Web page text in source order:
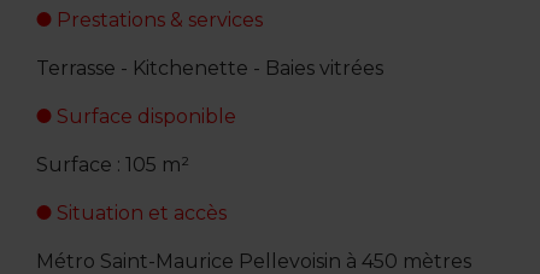
Prestations & services
Terrasse - Kitchenette - Baies vitrées
Surface disponible
Surface : 105 m²
Situation et accès
Métro Saint-Maurice Pellevoisin à 450 mètres